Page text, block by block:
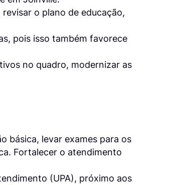
o plano de educação,
pois isso também favorece
no quadro, modernizar as
básica, levar exames para os
Fortalecer o atendimento
(UPA), próximo aos